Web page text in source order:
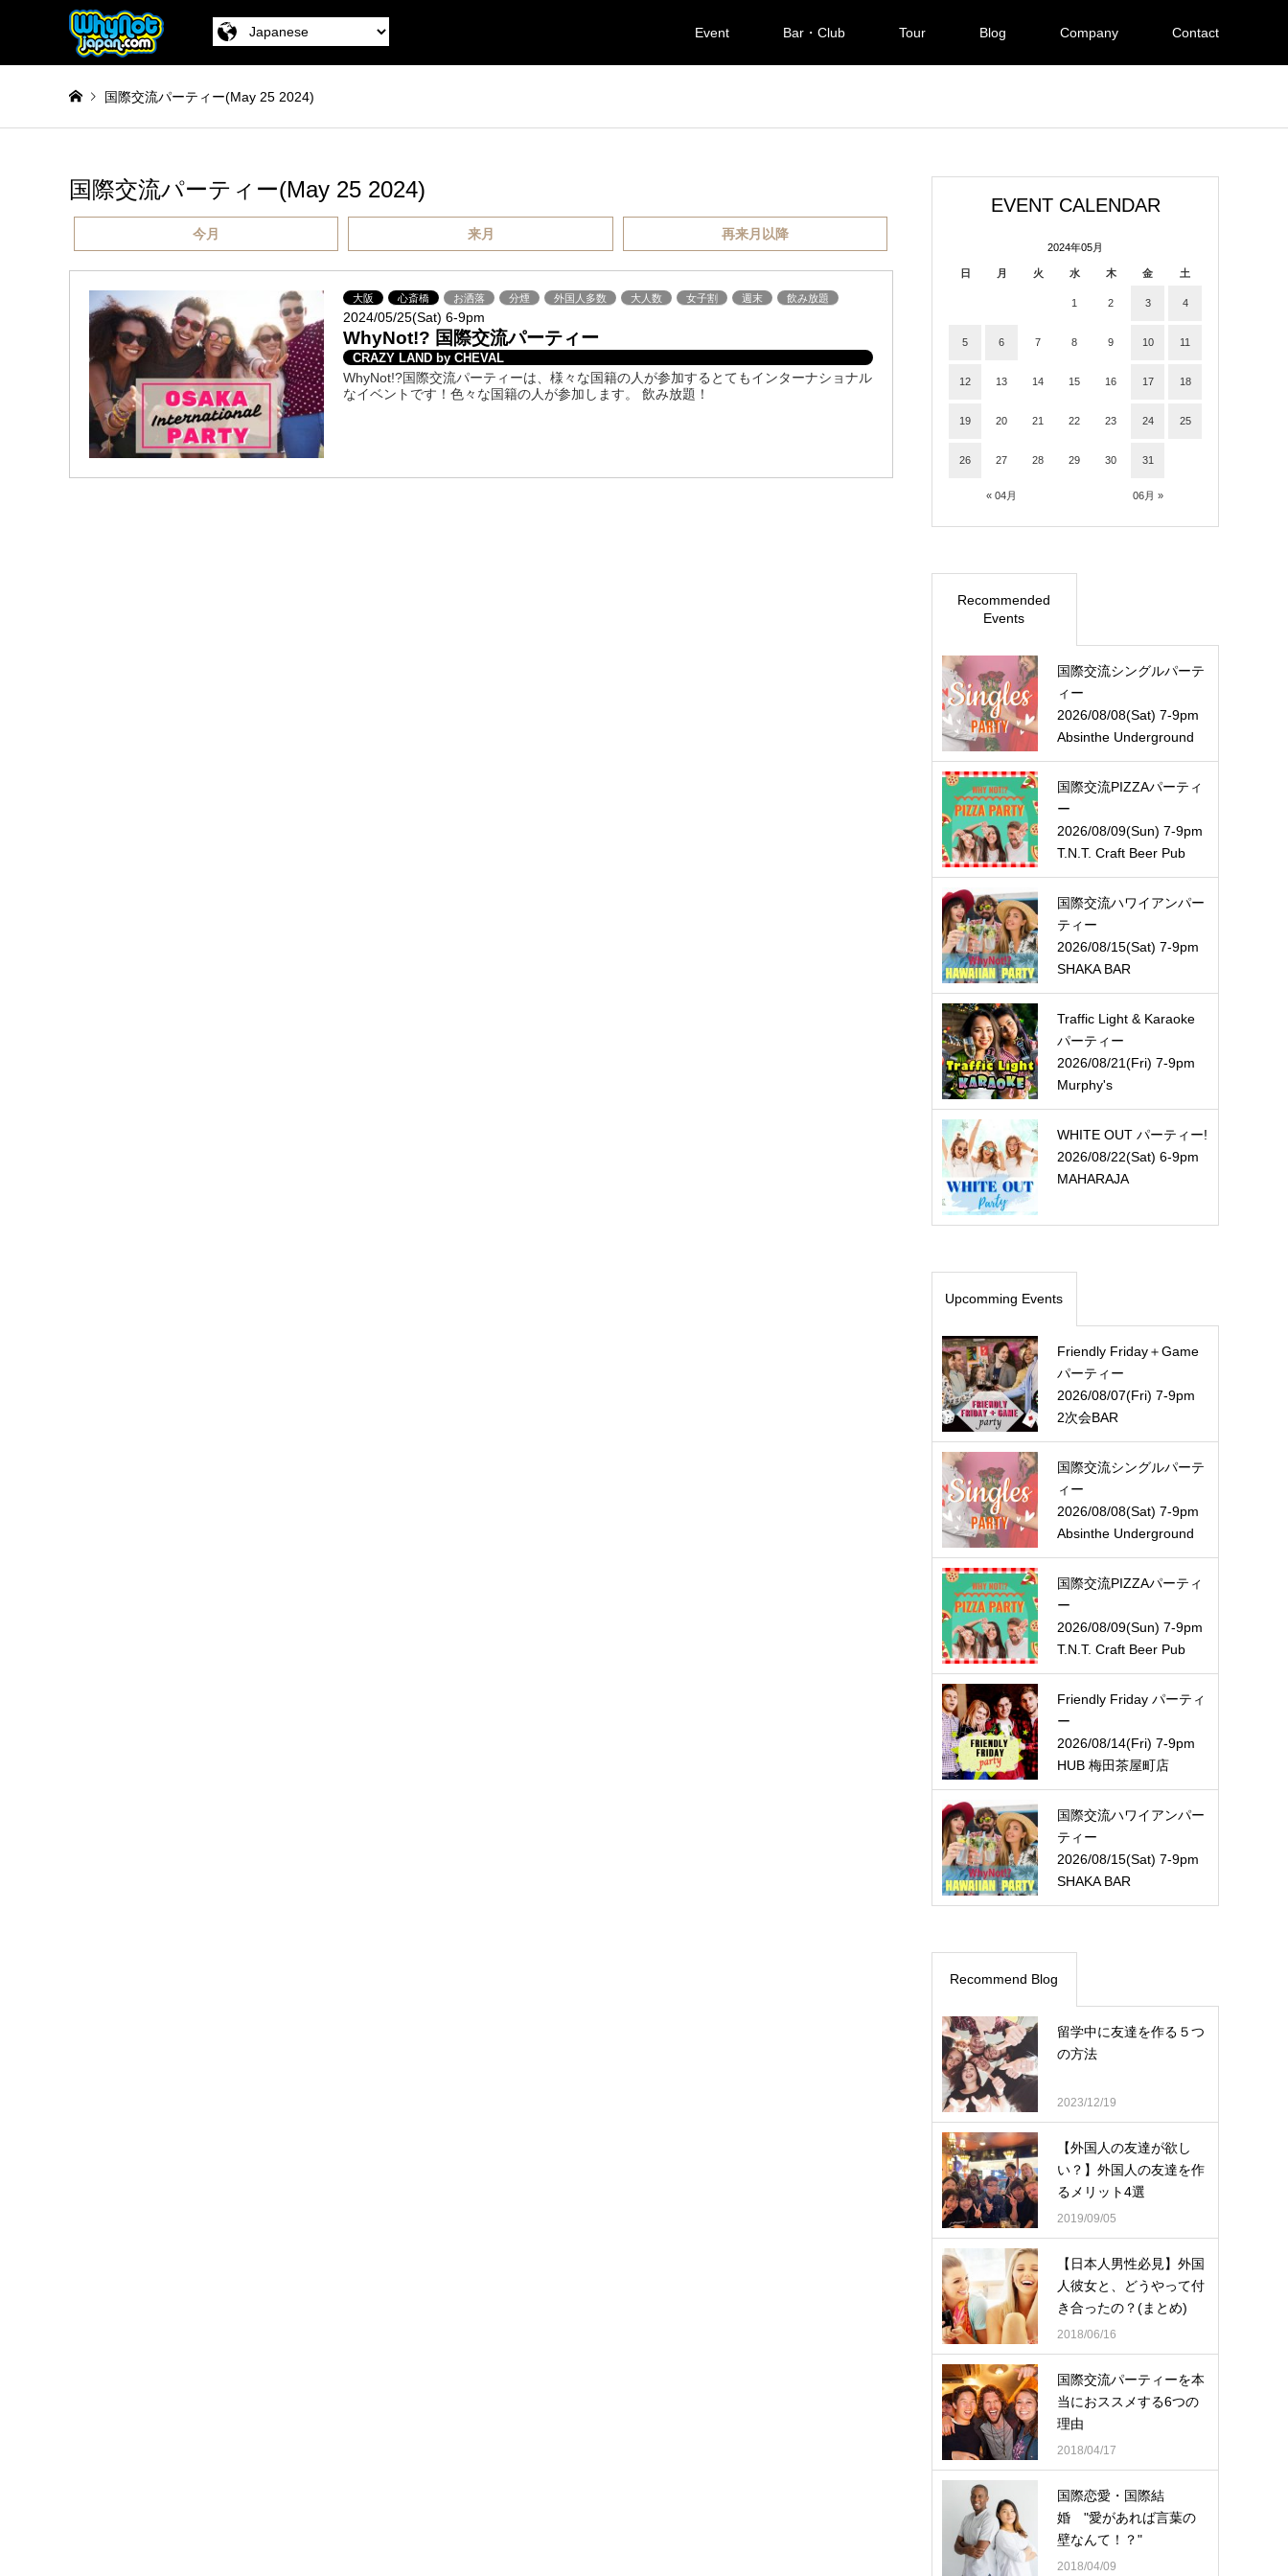
Event Bar・Club Tour Blog Company Contact
国際交流パーティー(May 25 2024)
国際交流パーティー(May 25 2024)
今月 来月 再来月以降
大阪 心斎橋 お洒落 分煙 外国人多数 大人数 女子割 週末 飲み放題
2024/05/25(Sat) 6-9pm
WhyNot!? 国際交流パーティー
CRAZY LAND by CHEVAL
WhyNot!?国際交流パーティーは、様々な国籍の人が参加するとてもインターナショナル
なイベントです！色々な国籍の人が参加します。 飲み放題！
EVENT CALENDAR
2024年05月
日 月 火 水 木 金 土
« 04月 06月 »
1 2 3 4
5 6 7 8 9 10 11
12 13 14 15 16 17 18
19 20 21 22 23 24 25
26 27 28 29 30 31
Recommended
Events
国際交流シングルパーテ
ィー
2026/08/08(Sat) 7-9pm
Absinthe Underground
国際交流PIZZAパーティ
ー
2026/08/09(Sun) 7-9pm
T.N.T. Craft Beer Pub
国際交流ハワイアンパー
ティー
2026/08/15(Sat) 7-9pm
SHAKA BAR
Traffic Light & Karaoke
パーティー
2026/08/21(Fri) 7-9pm
Murphy's
WHITE OUT パーティー!
2026/08/22(Sat) 6-9pm
MAHARAJA
Upcomming Events
Friendly Friday＋Game
パーティー
2026/08/07(Fri) 7-9pm
2次会BAR
国際交流シングルパーテ
ィー
2026/08/08(Sat) 7-9pm
Absinthe Underground
国際交流PIZZAパーティ
ー
2026/08/09(Sun) 7-9pm
T.N.T. Craft Beer Pub
Friendly Friday パーティ
ー
2026/08/14(Fri) 7-9pm
HUB 梅田茶屋町店
国際交流ハワイアンパー
ティー
2026/08/15(Sat) 7-9pm
SHAKA BAR
Recommend Blog
留学中に友達を作る５つ
の方法
2023/12/19
【外国人の友達が欲し
い？】外国人の友達を作
るメリット4選
2019/09/05
【日本人男性必見】外国
人彼女と、どうやって付
き合ったの？(まとめ)
2018/06/16
国際交流パーティーを本
当におススメする6つの
理由
2018/04/17
国際恋愛・国際結
婚 "愛があれば言葉の
壁なんて！？"
2018/04/09